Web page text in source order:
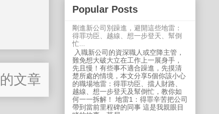
文章
Popular Posts
剛進新公司別躁進，避開這些地雷：
得罪功臣、越線、想一步登天、幫倒
忙...
入職新公司的資深職人或空降主管，
難免想大破大立在工作上一展身手，
先且慢！有些事不適合躁進，先摸清
楚所處的情境，本文分享5個你該小心
的職場地雷：得罪功臣、擋人財路、
越線、想一步登天及幫倒忙，教你如
何一一拆解！ 地雷1：得罪辛苦把公司
帶到當前里程碑的同事 這是我親眼目